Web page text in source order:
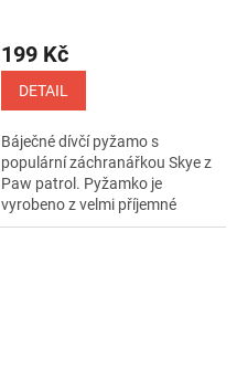
199 Kč
DETAIL
Báječné dívčí pyžamo s
populární záchranářkou Skye z
Paw patrol. Pyžamko je
vyrobeno z velmi příjemné
bavlny, na...